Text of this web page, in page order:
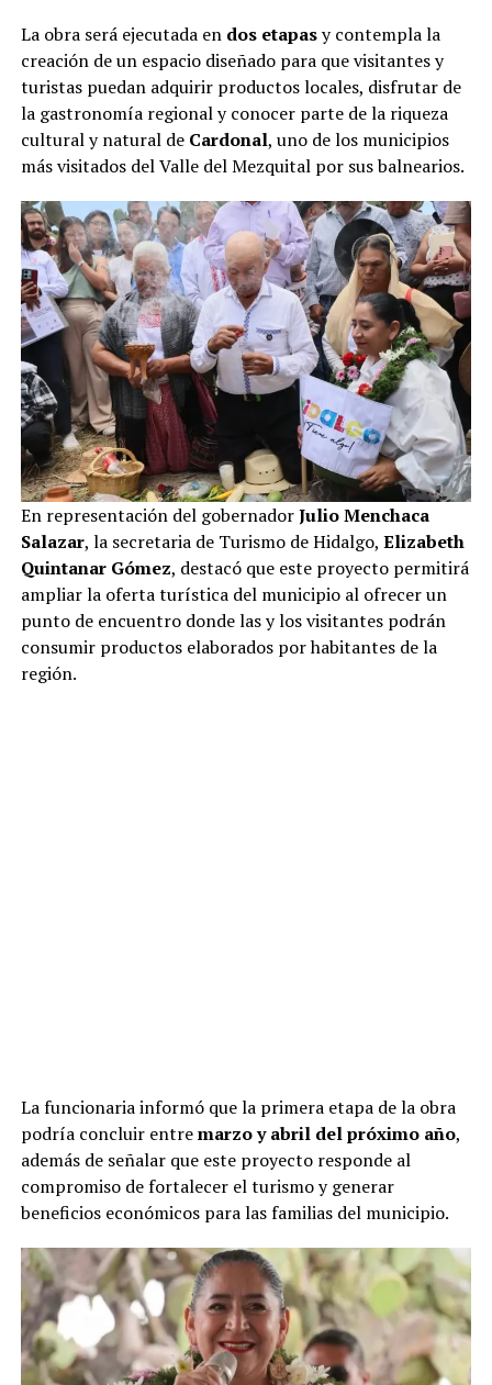
La obra será ejecutada en dos etapasy contempla la
creación de un espacio diseñado para que visitantes y
turistas puedan adquirir productos locales, disfrutar de
la gastronomía regional y conocer parte de la riqueza
cultural y natural de Cardonal, uno de los municipios
más visitados del Valle del Mezquital por sus balnearios.
En representación del gobernadorJulio Menchaca
Salazar, la secretaria de Turismo de Hidalgo, Elizabeth
Quintanar Gómez, destacó que este proyecto permitirá
ampliar la oferta turística del municipio al ofrecer un
punto de encuentro donde las y los visitantes podrán
consumir productos elaborados por habitantes de la
región.
La funcionaria informó que la primera etapa de la obra
podría concluir entremarzo y abril del próximo año,
además de señalar que este proyecto responde al
compromiso de fortalecer el turismo y generar
beneficios económicos para las familias del municipio.